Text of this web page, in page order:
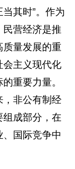
其时”。作为
营经济是推
量发展的重
会主义现代化
重要力量。
，非公有制经
成部分，在
国际竞争中